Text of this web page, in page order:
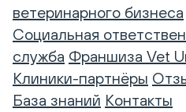
ветеринарного бизнеса
Социальная
служба Франшиза Vet
Клиники-партнёры
База знаний Контакты